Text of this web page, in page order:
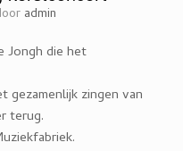
admin
Jongh die het
gezamenlijk zingen van
terug.